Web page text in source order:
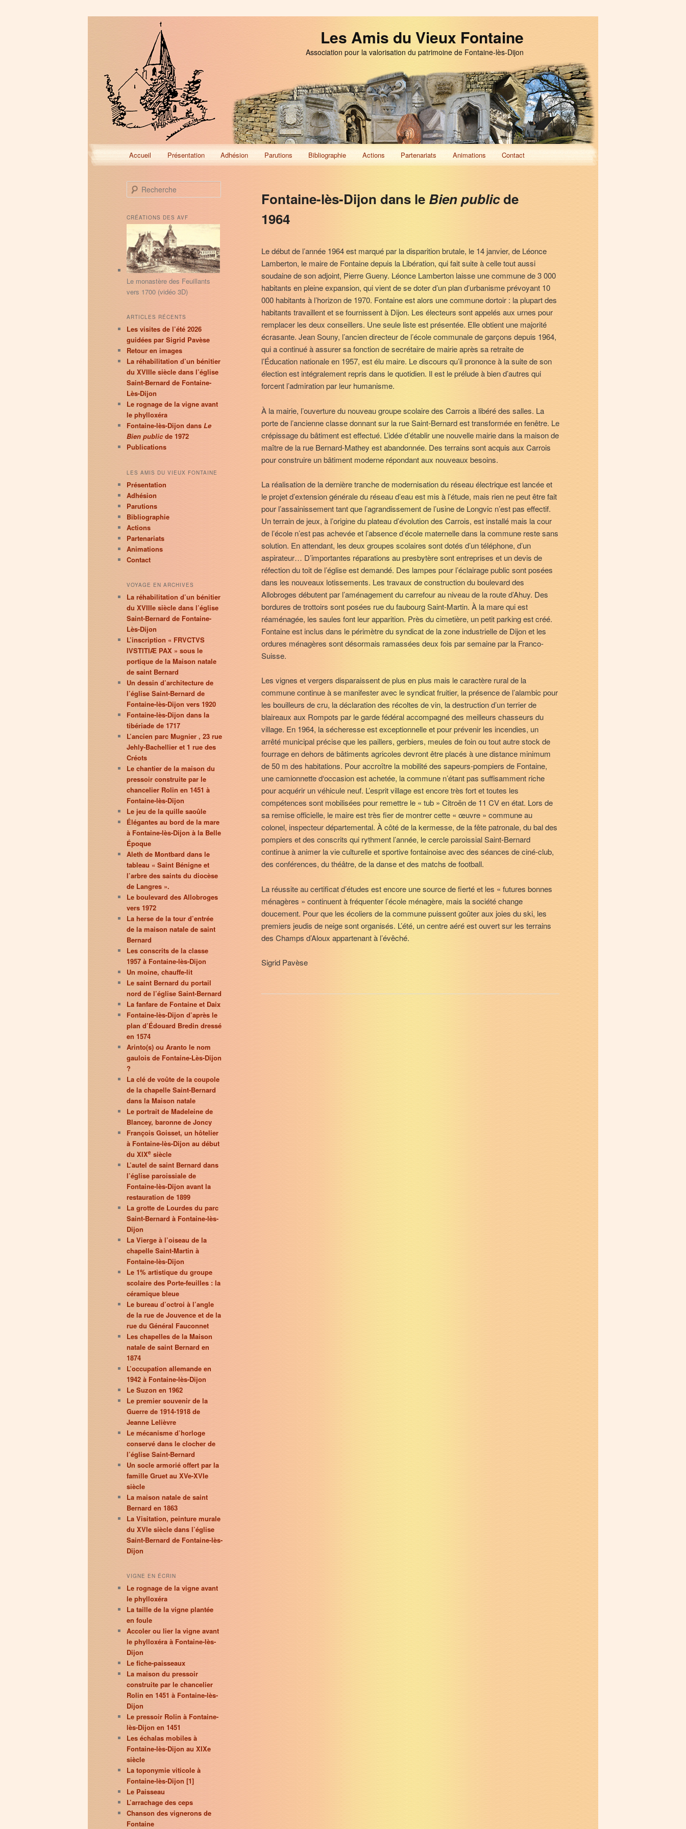
Les Amis du Vieux Fontaine
Association pour la valorisation du patrimoine de Fontaine-lès-Dijon
Menu
principal
Aller
au
principal
Aller
au
secondaire
Accueil Présentation Adhésion Parutions Bibliographie Actions Partenariats Animations Contact
Fontaine-lès-Dijon dans le Bien publicde
1964
Le début de l’année 1964 est marqué par la disparition brutale, le 14 janvier, de Léonce
Lamberton, le maire de Fontaine depuis la Libération, qui fait suite à celle tout aussi
soudaine de son adjoint, Pierre Gueny. Léonce Lamberton laisse une commune de 3 000
habitants en pleine expansion, qui vient de se doter d’un plan d’urbanisme prévoyant 10
000 habitants à l’horizon de 1970. Fontaine est alors une commune dortoir : la plupart des
habitants travaillent et se fournissent à Dijon. Les électeurs sont appelés aux urnes pour
remplacer les deux conseillers. Une seule liste est présentée. Elle obtient une majorité
écrasante. Jean Souny, l’ancien directeur de l’école communale de garçons depuis 1964,
qui a continué à assurer sa fonction de secrétaire de mairie après sa retraite de
l’Éducation nationale en 1957, est élu maire. Le discours qu’il prononce à la suite de son
élection est intégralement repris dans le quotidien. Il est le prélude à bien d’autres qui
forcent l’admiration par leur humanisme.
À la mairie, l’ouverture du nouveau groupe scolaire des Carrois a libéré des salles. La
porte de l’ancienne classe donnant sur la rue Saint-Bernard est transformée en fenêtre. Le
crépissage du bâtiment est effectué. L’idée d’établir une nouvelle mairie dans la maison de
maître de la rue Bernard-Mathey est abandonnée. Des terrains sont acquis aux Carrois
pour construire un bâtiment moderne répondant aux nouveaux besoins.
La réalisation de la dernière tranche de modernisation du réseau électrique est lancée et
le projet d’extension générale du réseau d’eau est mis à l’étude, mais rien ne peut être fait
pour l’assainissement tant que l’agrandissement de l’usine de Longvic n’est pas effectif.
Un terrain de jeux, à l’origine du plateau d’évolution des Carrois, est installé mais la cour
de l’école n’est pas achevée et l’absence d’école maternelle dans la commune reste sans
solution. En attendant, les deux groupes scolaires sont dotés d’un téléphone, d’un
aspirateur… D’importantes réparations au presbytère sont entreprises et un devis de
réfection du toit de l’église est demandé. Des lampes pour l’éclairage public sont posées
dans les nouveaux lotissements. Les travaux de construction du boulevard des
Allobroges débutent par l’aménagement du carrefour au niveau de la route d’Ahuy. Des
bordures de trottoirs sont posées rue du faubourg Saint-Martin. À la mare qui est
réaménagée, les saules font leur apparition. Près du cimetière, un petit parking est créé.
Fontaine est inclus dans le périmètre du syndicat de la zone industrielle de Dijon et les
ordures ménagères sont désormais ramassées deux fois par semaine par la Franco-
Suisse.
Les vignes et vergers disparaissent de plus en plus mais le caractère rural de la
commune continue à se manifester avec le syndicat fruitier, la présence de l’alambic pour
les bouilleurs de cru, la déclaration des récoltes de vin, la destruction d’un terrier de
blaireaux aux Rompots par le garde fédéral accompagné des meilleurs chasseurs du
village. En 1964, la sécheresse est exceptionnelle et pour prévenir les incendies, un
arrêté municipal précise que les paillers, gerbiers, meules de foin ou tout autre stock de
fourrage en dehors de bâtiments agricoles devront être placés à une distance minimum
de 50 m des habitations. Pour accroître la mobilité des sapeurs-pompiers de Fontaine,
une camionnette d‘occasion est achetée, la commune n’étant pas suffisamment riche
pour acquérir un véhicule neuf. L’esprit village est encore très fort et toutes les
compétences sont mobilisées pour remettre le « tub » Citroën de 11 CV en état. Lors de
sa remise officielle, le maire est très fier de montrer cette « œuvre » commune au
colonel, inspecteur départemental. À côté de la kermesse, de la fête patronale, du bal des
pompiers et des conscrits qui rythment l’année, le cercle paroissial Saint-Bernard
continue à animer la vie culturelle et sportive fontainoise avec des séances de ciné-club,
des conférences, du théâtre, de la danse et des matchs de football.
La réussite au certificat d’études est encore une source de fierté et les « futures bonnes
ménagères » continuent à fréquenter l’école ménagère, mais la société change
doucement. Pour que les écoliers de la commune puissent goûter aux joies du ski, les
premiers jeudis de neige sont organisés. L’été, un centre aéré est ouvert sur les terrains
des Champs d’Aloux appartenant à l’évêché.
Sigrid Pavèse
e
h
e
h
e
CRÉATIONS DES AVF
Le monastère des Feuillants
vers 1700 (vidéo 3D)
ARTICLES RÉCENTS
Les visites de l’été 2026
guidées par Sigrid Pavèse
Retour en images
La réhabilitation d’un bénitier
du XVIIIe siècle dans l’église
Saint-Bernard de Fontaine-
Lès-Dijon
Le rognage de la vigne avant
le phylloxéra
Fontaine-lès-Dijon dans Le
Bien publicde 1972
Publications
LES AMIS DU VIEUX FONTAINE
Présentation
Adhésion
Parutions
Bibliographie
Actions
Partenariats
Animations
Contact
VOYAGE EN ARCHIVES
La réhabilitation d’un bénitier
du XVIIIe siècle dans l’église
Saint-Bernard de Fontaine-
Lès-Dijon
L’inscription « FRVCTVS
IVSTITIÆ PAX » sous le
portique de la Maison natale
de saint Bernard
Un dessin d’architecture de
l’église Saint-Bernard de
Fontaine-lès-Dijon vers 1920
Fontaine-lès-Dijon dans la
tibériade de 1717
L’ancien parc Mugnier , 23 rue
Jehly-Bachellier et 1 rue des
Créots
Le chantier de la maison du
pressoir construite par le
chancelier Rolin en 1451 à
Fontaine-lès-Dijon
Le jeu de la quille saoûle
Élégantes au bord de la mare
à Fontaine-lès-Dijon à la Belle
Époque
Aleth de Montbard dans le
tableau « Saint Bénigne et
l’arbre des saints du diocèse
de Langres ».
Le boulevard des Allobroges
vers 1972
La herse de la tour d’entrée
de la maison natale de saint
Bernard
Les conscrits de la classe
1957 à Fontaine-lès-Dijon
Un moine, chauffe-lit
Le saint Bernard du portail
nord de l’église Saint-Bernard
La fanfare de Fontaine et Daix
Fontaine-lès-Dijon d’après le
plan d’Édouard Bredin dressé
en 1574
Arinto(s) ou Aranto le nom
gaulois de Fontaine-Lès-Dijon
?
La clé de voûte de la coupole
de la chapelle Saint-Bernard
dans la Maison natale
Le portrait de Madeleine de
Blancey, baronne de Joncy
François Goisset, un hôtelier
à Fontaine-lès-Dijon au début
du XIXe siècle
L’autel de saint Bernard dans
l’église paroissiale de
Fontaine-lès-Dijon avant la
restauration de 1899
La grotte de Lourdes du parc
Saint-Bernard à Fontaine-lès-
Dijon
La Vierge à l’oiseau de la
chapelle Saint-Martin à
Fontaine-lès-Dijon
Le 1% artistique du groupe
scolaire des Porte-feuilles : la
céramique bleue
Le bureau d’octroi à l’angle
de la rue de Jouvence et de la
rue du Général Fauconnet
Les chapelles de la Maison
natale de saint Bernard en
1874
L’occupation allemande en
1942 à Fontaine-lès-Dijon
Le Suzon en 1962
Le premier souvenir de la
Guerre de 1914-1918 de
Jeanne Lelièvre
Le mécanisme d’horloge
conservé dans le clocher de
l’église Saint-Bernard
Un socle armorié offert par la
famille Gruet au XVe-XVIe
siècle
La maison natale de saint
Bernard en 1863
La Visitation, peinture murale
du XVIe siècle dans l’église
Saint-Bernard de Fontaine-lès-
Dijon
VIGNE EN ÉCRIN
Le rognage de la vigne avant
le phylloxéra
La taille de la vigne plantée
en foule
Accoler ou lier la vigne avant
le phylloxéra à Fontaine-lès-
Dijon
Le fiche-paisseaux
La maison du pressoir
construite par le chancelier
Rolin en 1451 à Fontaine-lès-
Dijon
Le pressoir Rolin à Fontaine-
lès-Dijon en 1451
Les échalas mobiles à
Fontaine-lès-Dijon au XIXe
siècle
La toponymie viticole à
Fontaine-lès-Dijon [1]
Le Paisseau
L’arrachage des ceps
Chanson des vignerons de
Fontaine